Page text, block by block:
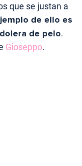
que se justan a
de ello es
de pelo.
Gioseppo.